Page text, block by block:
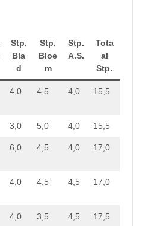
Stp.
Bla
d
Stp.
Bloe
m
Stp.
A.S.
Tota
al
Stp.
4,0 4,5 4,0 15,5
3,0 5,0 4,0 15,5
6,0 4,5 4,0 17,0
4,0 4,5 4,5 17,0
4,0 3,5 4,5 17,5